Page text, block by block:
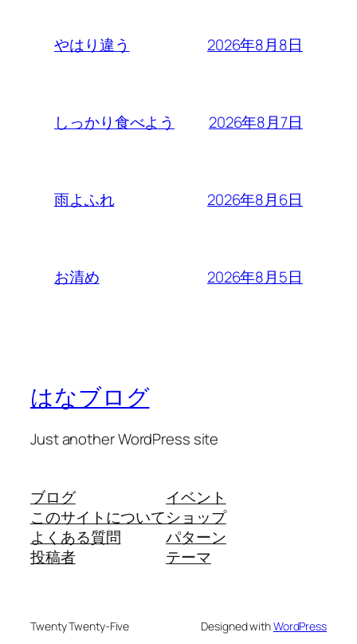
やはり違う 2026年8月8日
しっかり食べよう 2026年8月7日
雨よふれ 2026年8月6日
お清め 2026年8月5日
はなブログ
Just another WordPress site
ブログ
このサイトについて
よくある質問
投稿者
イベント
ショップ
パターン
テーマ
Twenty Twenty-Five Designed withWordPress